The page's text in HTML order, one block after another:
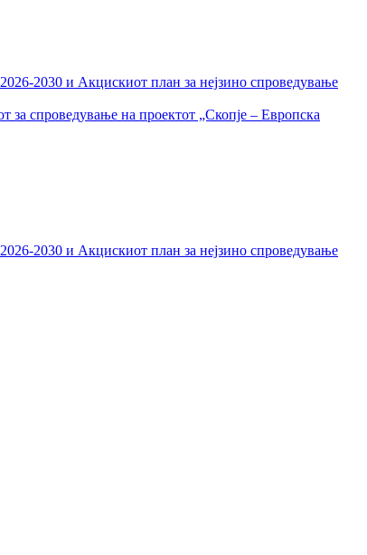
2030 и Акцискиот план за нејзино спроведување
за спроведување на проектот „Скопје – Европска
2030 и Акцискиот план за нејзино спроведување